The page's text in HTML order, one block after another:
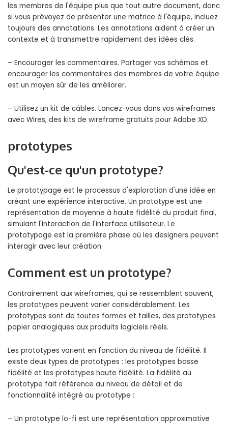
les membres de l'équipe plus que tout autre document, donc
si vous prévoyez de présenter une matrice à l'équipe, incluez
toujours des annotations. Les annotations aident à créer un
contexte et à transmettre rapidement des idées clés.
– Encourager les commentaires. Partager vos schémas et
encourager les commentaires des membres de votre équipe
est un moyen sûr de les améliorer.
– Utilisez un kit de câbles. Lancez-vous dans vos wireframes
avec Wires, des kits de wireframe gratuits pour Adobe XD.
prototypes
Qu'est-ce qu'un prototype?
Le prototypage est le processus d'exploration d'une idée en
créant une expérience interactive. Un prototype est une
représentation de moyenne à haute fidélité du produit final,
simulant l'interaction de l'interface utilisateur. Le
prototypage est la première phase où les designers peuvent
interagir avec leur création.
Comment est un prototype?
Contrairement aux wireframes, qui se ressemblent souvent,
les prototypes peuvent varier considérablement. Les
prototypes sont de toutes formes et tailles, des prototypes
papier analogiques aux produits logiciels réels.
Les prototypes varient en fonction du niveau de fidélité. Il
existe deux types de prototypes : les prototypes basse
fidélité et les prototypes haute fidélité. La fidélité au
prototype fait référence au niveau de détail et de
fonctionnalité intégré au prototype :
– Un prototype lo-fi est une représentation approximative